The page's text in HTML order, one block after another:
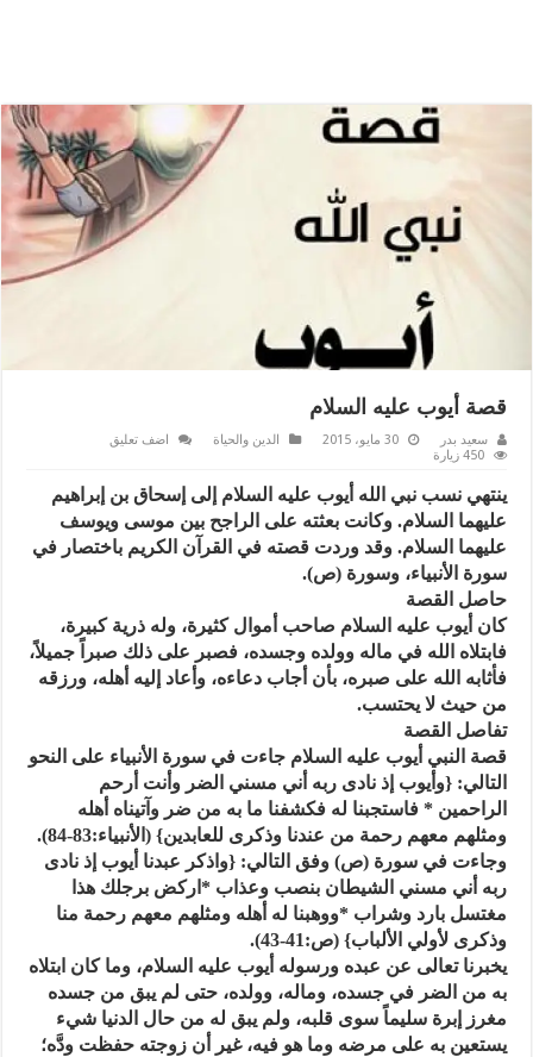
قصة أيوب عليه السلام
سعيد بدر 30 مايو، 2015 الدين والحياة
اضف تعليق
450 زيارة
ينتهي نسب نبي الله أيوب عليه السلام إلى إسحاق بن إبراهيم
عليهما السلام. وكانت بعثته على الراجح بين موسى ويوسف
عليهما السلام. وقد وردت قصته في القرآن الكريم باختصار في
سورة الأنبياء، وسورة (ص).
حاصل القصة
كان أيوب عليه السلام صاحب أموال كثيرة، وله ذرية كبيرة،
فابتلاه الله في ماله وولده وجسده، فصبر على ذلك صبراً جميلاً،
فأثابه الله على صبره، بأن أجاب دعاءه، وأعاد إليه أهله، ورزقه
من حيث لا يحتسب.
تفاصل القصة
قصة النبي أيوب عليه السلام جاءت في سورة الأنبياء على النحو
التالي: {وأيوب إذ نادى ربه أني مسني الضر وأنت أرحم
الراحمين * فاستجبنا له فكشفنا ما به من ضر وآتيناه أهله
ومثلهم معهم رحمة من عندنا وذكرى للعابدين} (الأنبياء:83-84).
وجاءت في سورة (ص) وفق التالي: {واذكر عبدنا أيوب إذ نادى
ربه أني مسني الشيطان بنصب وعذاب *اركض برجلك هذا
مغتسل بارد وشراب *ووهبنا له أهله ومثلهم معهم رحمة منا
وذكرى لأولي الألباب} (ص:41-43).
يخبرنا تعالى عن عبده ورسوله أيوب عليه السلام، وما كان ابتلاه
به من الضر في جسده، وماله، وولده، حتى لم يبق من جسده
مغرز إبرة سليماً سوى قلبه، ولم يبق له من حال الدنيا شيء
يستعين به على مرضه وما هو فيه، غير أن زوجته حفظت ودَّه؛